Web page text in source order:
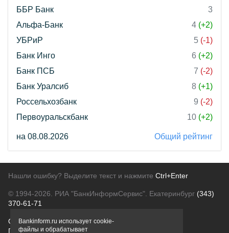
ББР Банк
3
Альфа-Банк
4 (+2)
УБРиР
5 (-1)
Банк Инго
6 (+2)
Банк ПСБ
7 (-2)
Банк Уралсиб
8 (+1)
Россельхозбанк
9 (-2)
Первоуральскбанк
10 (+2)
на 08.08.2026 Общий рейтинг
Нашли ошибку? Выделите текст и нажмите Ctrl+Enter
© 1994-2026. РИА "БанкИнформСервис". Екатеринбург (343)
370-61-71
О проектеПолитика конфиденциальности
Правовая информацияДля рекламодателей
Bankinform.ru использует cookie-
файлы и обрабатывает